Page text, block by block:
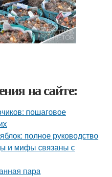
на сайте:
пошаговое
полное руководство
и мифы связаны с
пара